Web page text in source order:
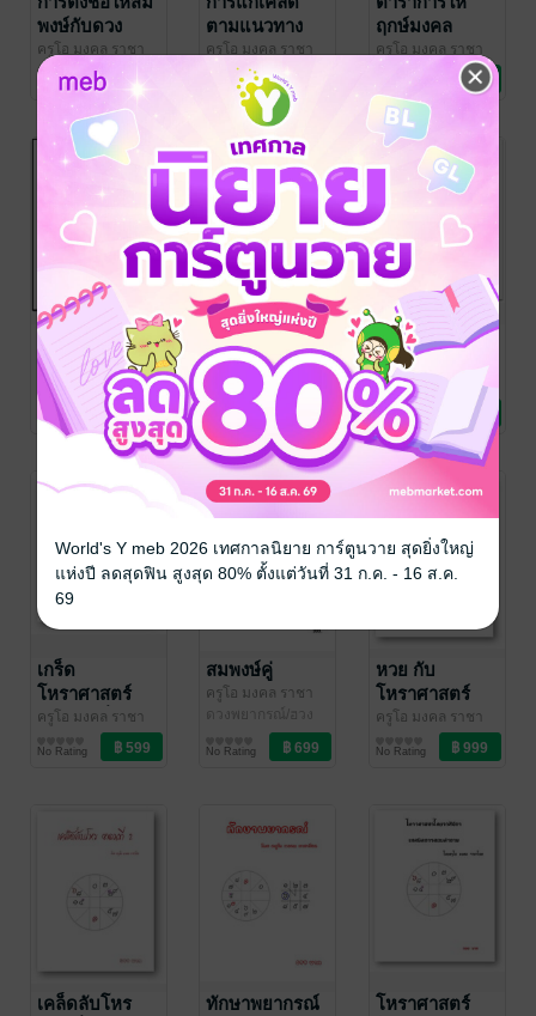
พงษ์กับดวง
ชะตา
ครูโอ มงคล ราชา
โชค
/ บุษกรจันทร์
ดวงพยากรณ์/ฮวง
จุ้ย/โหราศาสตร์
No Rating
ตามแนวทาง
ของดวงดาว
และ การไหว้
พระเสริมดวง
ครูโอ มงคล ราชา
/ บุษกรจันทร์
ดวงพยากรณ์/ฮวง
จุ้ย/โหราศาสตร์
No Rating
ฤกษ์มงคล
ครูโอ มงคล ราชา
/ บุษกรจันทร์
ดวงพยากรณ์/ฮวง
จุ้ย/โหราศาสตร์
No Rating
การพยากรณ์
ดวงชะตาผสม
การใช้หมวด
ฤกษ์
ครูโอ มงคล ราชา
โชค / บุษกรจันทร์
ดวงพยากรณ์/ฮวง
จุ้ย/โหราศาสตร์
No Rating
สูตรสำเร็จการ
ทำนายดวงจร
ครูโอ มงคล ราชา
โชค/ บุษกรจันทร์
ดวงพยากรณ์/ฮวง
จุ้ย/โหราศาสตร์
No Rating
เกร็ด
โหราศาสตร์
ไทย ชุดที่ 2
ครูโอ มงคล ราชา
โชค/ บุษกรจันทร์
ดวงพยากรณ์/ฮวง
จุ้ย/โหราศาสตร์
No Rating
เกร็ด
โหราศาสตร์
ไทย ชุดที่ 1
ครูโอ มงคล ราชา
/ บุษกรจันทร์
ดวงพยากรณ์/ฮวง
จุ้ย/โหราศาสตร์
No Rating
สมพงษ์คู่
ครูโอ มงคล ราชา
โชค / บุษกรจันทร์
ดวงพยากรณ์/ฮวง
จุ้ย/โหราศาสตร์
No Rating
หวย กับ
โหราศาสตร์
ครูโอ มงคล ราชา
/ บุษกรจันทร์
ดวงพยากรณ์/ฮวง
จุ้ย/โหราศาสตร์
No Rating
เคล็ดลับโหร
ทักษาพยากรณ์
โหราศาสตร์
World's Y meb 2026 เทศกาลนิยาย การ์ตูนวาย สุดยิ่งใหญ่
แห่งปี ลดสุดฟิน สูงสุด 80% ตั้งแต่วันที่ 31 ก.ค. - 16 ส.ค.
69